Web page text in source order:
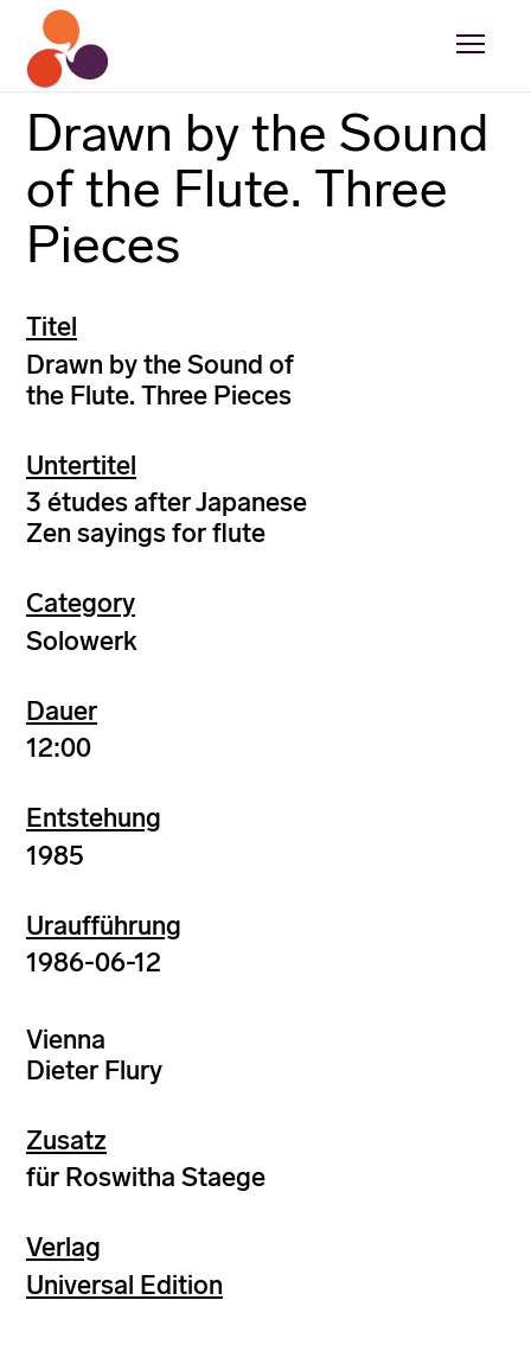
Drawn by the Sound
of the Flute. Three
Pieces
Titel
Drawn by the Sound of
the Flute. Three Pieces
Untertitel
3 études after Japanese
Zen sayings for flute
Category
Solowerk
Dauer
12:00
Entstehung
1985
Uraufführung
1986-06-12
Vienna
Dieter Flury
Zusatz
für Roswitha Staege
Verlag
Universal Edition